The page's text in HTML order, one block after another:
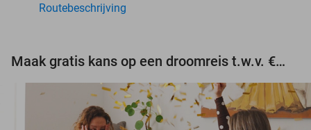
Routebeschrijving
Maak gratis kans op een droomreis t.w.v. €3.000!